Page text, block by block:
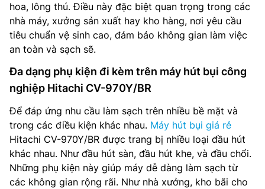
hoa, lông thú. Điều này đặc biệt quan trọng trong các
nhà máy, xưởng sản xuất hay kho hàng, nơi yêu cầu
tiêu chuẩn vệ sinh cao, đảm bảo không gian làm việc
an toàn và sạch sẽ.
Đa dạng phụ kiện đi kèm trên máy hút bụi công
nghiệp Hitachi CV-970Y/BR
Để đáp ứng nhu cầu làm sạch trên nhiều bề mặt và
trong các điều kiện khác nhau. Máy hút bụi giá rẻ
Hitachi CV-970Y/BR được trang bị nhiều loại đầu hút
khác nhau. Như đầu hút sàn, đầu hút khe, và đầu chổi.
Những phụ kiện này giúp máy dễ dàng làm sạch từ
các không gian rộng rãi. Như nhà xưởng, kho bãi cho